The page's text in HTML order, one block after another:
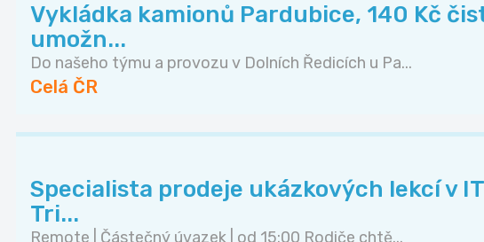
Vykládka kamionů Pardubice, 140 Kč
umožn...
Do našeho týmu a provozu v Dolních Ředicích u Pa...
Celá ČR
Specialista prodeje ukázkových lekcí v IT
Tri...
Remote | Částečný úvazek | od 15:00 Rodiče chtě...